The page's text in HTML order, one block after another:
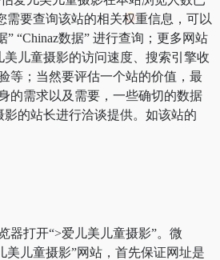
需要查询该站的相关权重信息，可以
” “Chinaz数据” 进行查询；更多网站
儿童摄影的访问速度、搜索引擎收
等；当然要评估一个站的价值，最
的需求以及需要，一些确切的数据
影的站长进行洽谈提供。如该站的
器打开“>爱儿美儿童摄影”。微
美儿童摄影”网站，首先保证网址是